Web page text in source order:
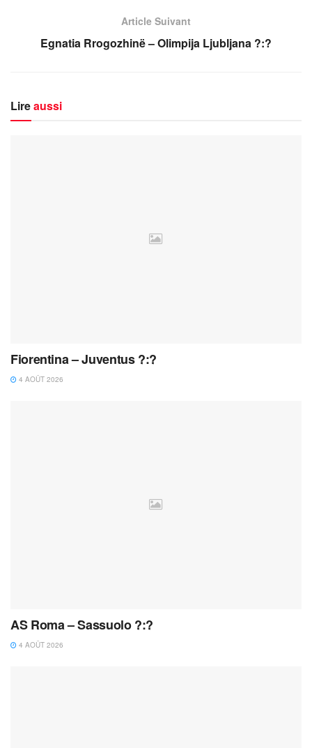
Article Suivant
Egnatia Rrogozhinë – Olimpija Ljubljana ?:?
Lireaussi
Fiorentina – Juventus ?:?
4 AOÛT 2026
AS Roma – Sassuolo ?:?
4 AOÛT 2026